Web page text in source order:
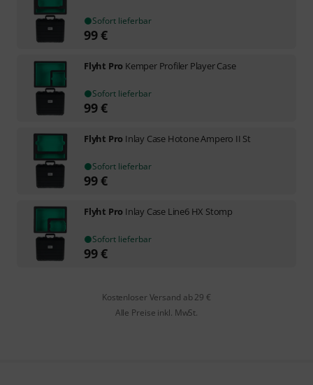
Sofort lieferbar
99€
Flyht Pro Kemper Profiler Player Case
Sofort lieferbar
99€
Flyht Pro Inlay Case Hotone Ampero II St
Sofort lieferbar
99€
Flyht Pro Inlay Case Line6 HX Stomp
Sofort lieferbar
99€
Kostenloser Versand ab 29 €
Alle Preise inkl. MwSt.